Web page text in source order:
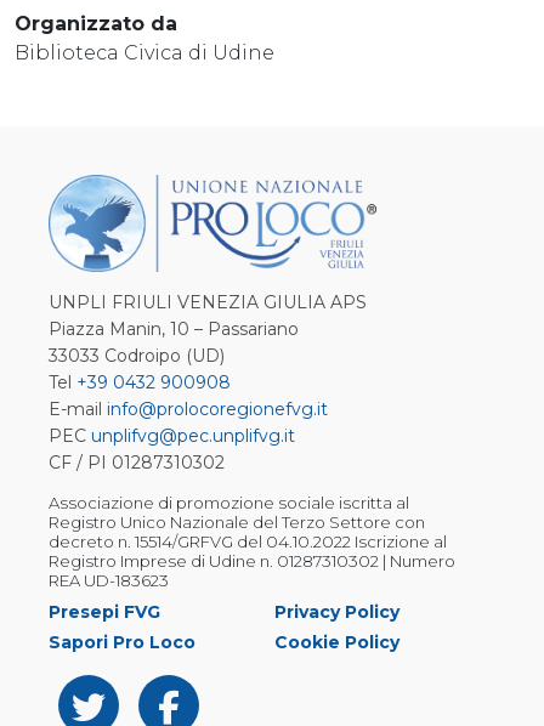
Organizzato da
Biblioteca Civica di Udine
UNPLI FRIULI VENEZIA GIULIA APS
Piazza Manin, 10 – Passariano
33033 Codroipo (UD)
Tel +39 0432 900908
E-mail info@prolocoregionefvg.it
PEC unplifvg@pec.unplifvg.it
CF / PI 01287310302
Associazione di promozione sociale iscritta al
Registro Unico Nazionale del Terzo Settore con
decreto n. 15514/GRFVG del 04.10.2022 Iscrizione al
Registro Imprese di Udine n. 01287310302 | Numero
REA UD-183623
Presepi FVG
Sapori Pro Loco
Privacy Policy
Cookie Policy